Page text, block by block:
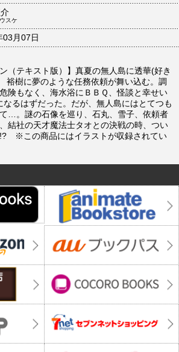
スケ
03月07日
（テキスト版）】真夏の無人島に透華(好き
樹に夢のような任務依頼が舞い込む。調
険もなく、海水浴にＢＢＱ、怪談と幸せい
るはずだった。だが、無人島にはとてつも
…。謎の石像を巡り、石丸、雪子、依頼者
結社の天才魔法士タオとの決戦の時、つい
※この商品にはイラストが収録されてい